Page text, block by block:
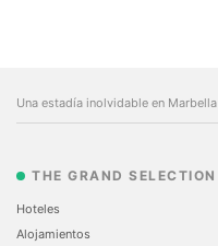
Una estadía inolvidable en Marbella
THE GRAND SELECTION
Hoteles
Alojamientos